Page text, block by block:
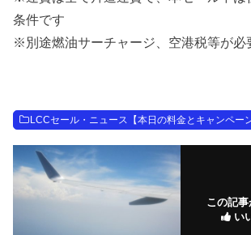
条件です
※別途燃油サーチャージ、空港税等が必
LCCセール・ニュース【本日の料金とキャンペーン
この記
い